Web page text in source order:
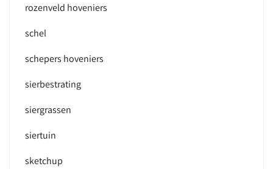
rozenveld hoveniers
schel
schepers hoveniers
sierbestrating
siergrassen
siertuin
sketchup